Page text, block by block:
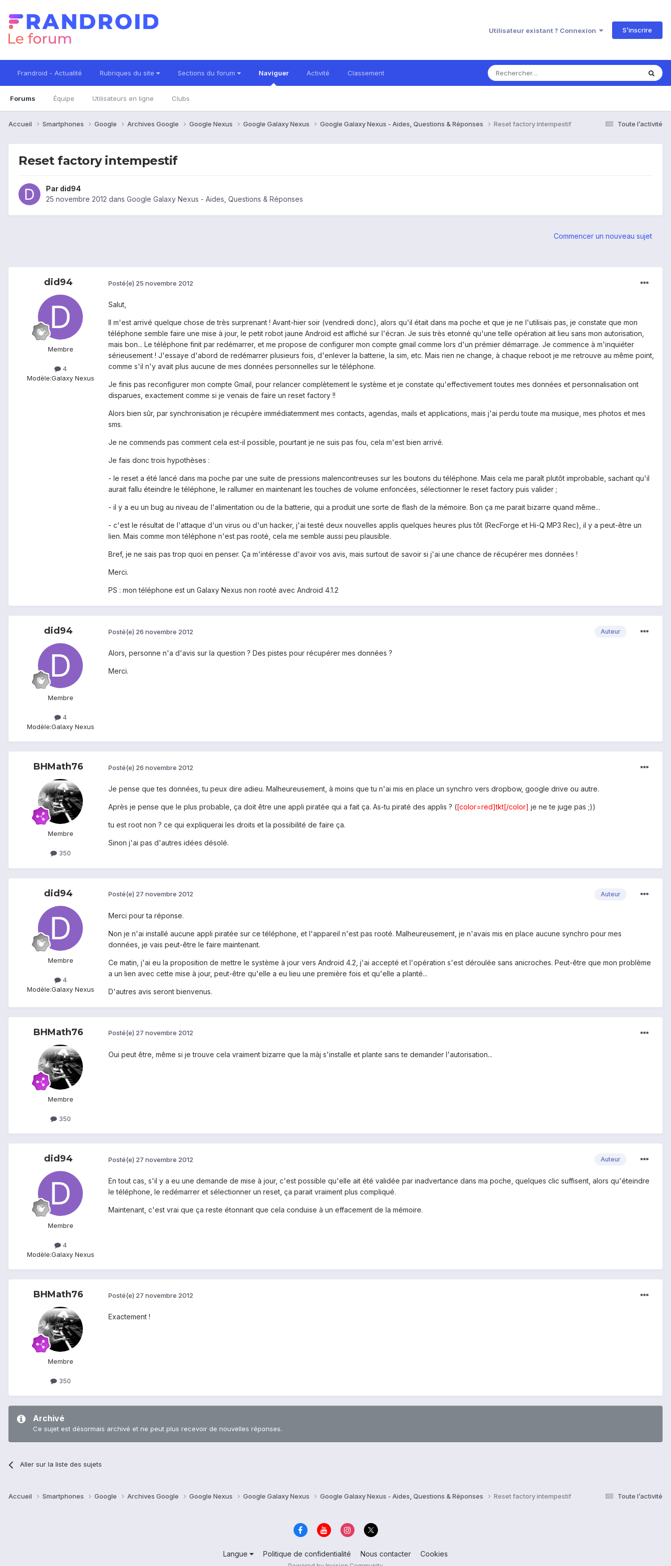
Utilisateur existant ? Connexion S’inscrire
Frandroid - Actualité Rubriques du site Sections du forum Naviguer
Forums Équipe Utilisateurs en ligne Clubs
Activité Classement
Toute l’activité
Accueil Smartphones Google Archives Google Google Nexus Google Galaxy Nexus Google Galaxy Nexus - Aides, Questions & Réponses Reset factory intempestif
Reset factory intempestif
Par did94
25 novembre 2012 dans Google Galaxy Nexus - Aides, Questions & Réponses
Commencer un nouveau sujet
did94
Membre
4
Modèle:Galaxy Nexus
Posté(e) 25 novembre 2012
Salut,
Il m'est arrivé quelque chose de très surprenant ! Avant-hier soir (vendredi donc), alors qu'il était dans ma poche et que je ne l'utilisais pas, je constate que mon
téléphone semble faire une mise à jour, le petit robot jaune Android est affiché sur l'écran. Je suis très etonné qu'une telle opération ait lieu sans mon autorisation,
mais bon... Le téléphone finit par redémarrer, et me propose de configurer mon compte gmail comme lors d'un prémier démarrage. Je commence à m'inquiéter
sérieusement ! J'essaye d'abord de redémarrer plusieurs fois, d'enlever la batterie, la sim, etc. Mais rien ne change, à chaque reboot je me retrouve au même point,
comme s'il n'y avait plus aucune de mes données personnelles sur le téléphone.
Je finis pas reconfigurer mon compte Gmail, pour relancer complètement le système et je constate qu'effectivement toutes mes données et personnalisation ont
disparues, exactement comme si je venais de faire un reset factory !!
Alors bien sûr, par synchronisation je récupère immédiatemment mes contacts, agendas, mails et applications, mais j'ai perdu toute ma musique, mes photos et mes
sms.
Je ne commends pas comment cela est-il possible, pourtant je ne suis pas fou, cela m'est bien arrivé.
Je fais donc trois hypothèses :
- le reset a été lancé dans ma poche par une suite de pressions malencontreuses sur les boutons du téléphone. Mais cela me paraît plutôt improbable, sachant qu'il
aurait fallu éteindre le téléphone, le rallumer en maintenant les touches de volume enfoncées, sélectionner le reset factory puis valider ;
- il y a eu un bug au niveau de l'alimentation ou de la batterie, qui a produit une sorte de flash de la mémoire. Bon ça me parait bizarre quand même...
- c'est le résultat de l'attaque d'un virus ou d'un hacker, j'ai testé deux nouvelles applis quelques heures plus tôt (RecForge et Hi-Q MP3 Rec), il y a peut-être un
lien. Mais comme mon téléphone n'est pas rooté, cela me semble aussi peu plausible.
Bref, je ne sais pas trop quoi en penser. Ça m'intéresse d'avoir vos avis, mais surtout de savoir si j'ai une chance de récupérer mes données !
Merci.
PS : mon téléphone est un Galaxy Nexus non rooté avec Android 4.1.2
did94
Membre
4
Modèle:Galaxy Nexus
Auteur
Posté(e) 26 novembre 2012
Alors, personne n'a d'avis sur la question ? Des pistes pour récupérer mes données ?
Merci.
BHMath76
Membre
350
Posté(e) 26 novembre 2012
Je pense que tes données, tu peux dire adieu. Malheureusement, à moins que tu n'ai mis en place un synchro vers dropbow, google drive ou autre.
Après je pense que le plus probable, ça doit être une appli piratée qui a fait ça. As-tu piraté des applis ? ([color=red]tkt[/color] je ne te juge pas ;))
tu est root non ? ce qui expliquerai les droits et la possibilité de faire ça.
Sinon j'ai pas d'autres idées désolé.
did94
Membre
4
Modèle:Galaxy Nexus
Auteur
Posté(e) 27 novembre 2012
Merci pour ta réponse.
Non je n'ai installé aucune appli piratée sur ce téléphone, et l'appareil n'est pas rooté. Malheureusement, je n'avais mis en place aucune synchro pour mes
données, je vais peut-être le faire maintenant.
Ce matin, j'ai eu la proposition de mettre le système à jour vers Android 4.2, j'ai accepté et l'opération s'est déroulée sans anicroches. Peut-être que mon problème
a un lien avec cette mise à jour, peut-être qu'elle a eu lieu une première fois et qu'elle a planté...
D'autres avis seront bienvenus.
BHMath76
Membre
350
Posté(e) 27 novembre 2012
Oui peut être, même si je trouve cela vraiment bizarre que la màj s'installe et plante sans te demander l'autorisation...
did94
Membre
4
Modèle:Galaxy Nexus
Auteur
Posté(e) 27 novembre 2012
En tout cas, s'il y a eu une demande de mise à jour, c'est possible qu'elle ait été validée par inadvertance dans ma poche, quelques clic suffisent, alors qu'éteindre
le téléphone, le redémarrer et sélectionner un reset, ça parait vraiment plus compliqué.
Maintenant, c'est vrai que ça reste étonnant que cela conduise à un effacement de la mémoire.
BHMath76
Membre
350
Posté(e) 27 novembre 2012
Exactement !
Archivé
Ce sujet est désormais archivé et ne peut plus recevoir de nouvelles réponses.
Aller sur la liste des sujets
Toute l’activité
Accueil Smartphones Google Archives Google Google Nexus Google Galaxy Nexus Google Galaxy Nexus - Aides, Questions & Réponses Reset factory intempestif
Langue Politique de confidentialité Nous contacter Cookies